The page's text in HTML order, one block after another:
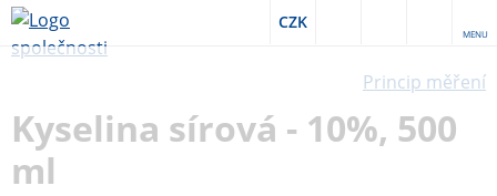
CZK
MENU
Princip měření
Kyselina sírová - 10%, 500
ml